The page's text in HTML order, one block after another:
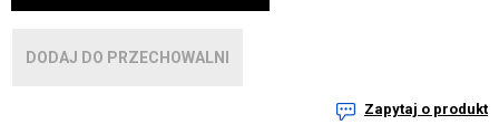
DODAJ DO PRZECHOWALNI
Zapytaj o produkt